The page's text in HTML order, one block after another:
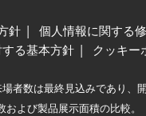
針 個人情報に関する
る基本方針
クッキー
者数は最終見込みであり、
よび製品展示面積の比較。